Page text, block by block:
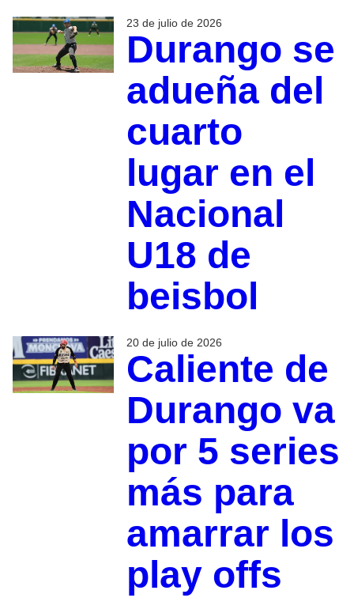
23 de julio de 2026
Durango se
adueña del
cuarto
lugar en el
Nacional
U18 de
beisbol
20 de julio de 2026
Caliente de
Durango va
por 5 series
más para
amarrar los
play offs